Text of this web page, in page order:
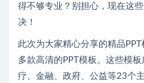
得不够专业？别担心，现在这
决！
此次为大家精心分享的精品
多款高清的PPT模板。这些模
疗、金融、政府、公益等23个